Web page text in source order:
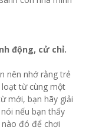
động, cử chỉ.
nên nhớ rằng trẻ
từ cùng một
mới, bạn hãy giải
nếu bạn thấy
đó để chơi